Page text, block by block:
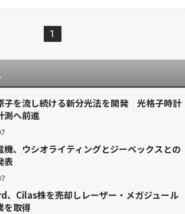
1
子を流し続ける新分光法を開発 光格子時計
測へ前進
機、ウシオライティングとジーベックスとの
表
、Cilas株を売却しレーザー・メガジュール
を取得